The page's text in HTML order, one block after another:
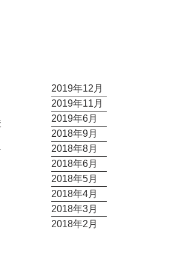
2019年12月
2019年11月
2019年6月
2018年9月
2018年8月
2018年6月
2018年5月
2018年4月
2018年3月
2018年2月